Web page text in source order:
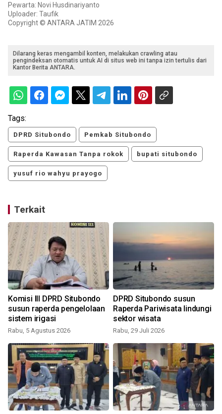
Pewarta: Novi Husdinariyanto
Uploader: Taufik
Copyright © ANTARA JATIM 2026
Dilarang keras mengambil konten, melakukan crawling atau
pengindeksan otomatis untuk AI di situs web ini tanpa izin tertulis dari
Kantor Berita ANTARA.
Tags:
DPRD Situbondo Pemkab Situbondo
Raperda Kawasan Tanpa rokok bupati situbondo
yusuf rio wahyu prayogo
Terkait
Komisi III DPRD Situbondo
susun raperda pengelolaan
sistem irigasi
Rabu, 5 Agustus 2026
DPRD Situbondo susun
Raperda Pariwisata lindungi
sektor wisata
Rabu, 29 Juli 2026